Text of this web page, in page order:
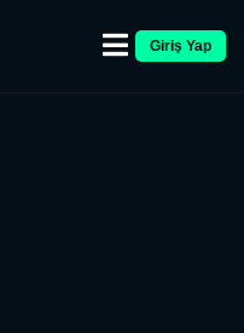
Giriş Yap